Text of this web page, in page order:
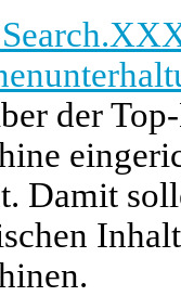
der
Damit